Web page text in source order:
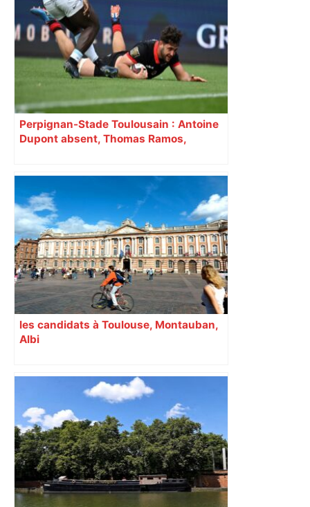
sale soirée de Toulouse contre Lens –
L'Équipe
Perpignan-Stade Toulousain : Antoine
Dupont absent, Thomas Ramos,
les candidats à Toulouse, Montauban,
Albi